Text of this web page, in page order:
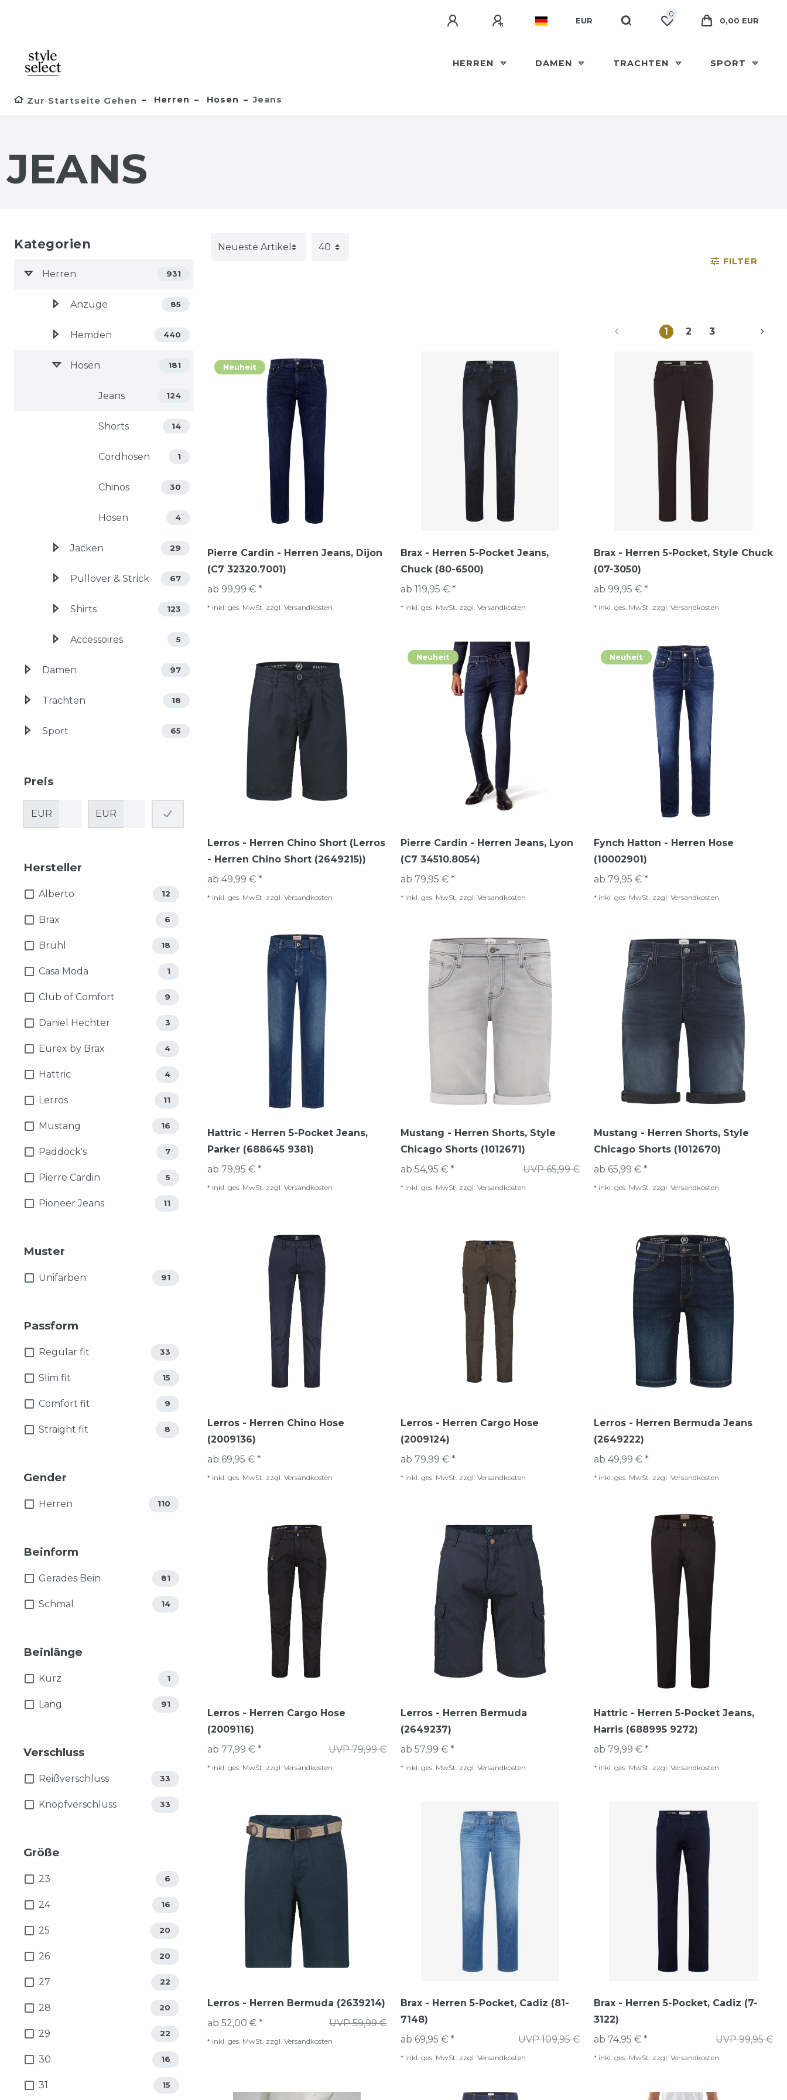
EUR
0
0,00 EUR
HERREN DAMEN TRACHTEN SPORT
Zur Startseite Gehen Herren Hosen Jeans
JEANS
Kategorien
Herren 931
Anzüge 85
Hemden 440
Hosen 181
Jeans 124
Shorts 14
Cordhosen 1
Chinos 30
Hosen 4
Jacken 29
Pullover & Strick 67
Shirts 123
Accessoires 5
Damen 97
Trachten 18
Sport 65
Preis
EUR EUR
Hersteller
Alberto 12
Brax 6
Brühl 18
Casa Moda 1
Club of Comfort 9
Daniel Hechter 3
Eurex by Brax 4
Hattric 4
Lerros 11
Mustang 16
Paddock's 7
Pierre Cardin 5
Pioneer Jeans 11
Muster
Unifarben 91
Passform
Regular fit 33
Slim fit 15
Comfort fit 9
Straight fit 8
Gender
Herren 110
Beinform
Gerades Bein 81
Schmal 14
Beinlänge
Kurz 1
Lang 91
Verschluss
Reißverschluss 33
Knopfverschluss 33
Größe
23 6
24 16
25 20
26 20
27 22
28 20
29 22
30 16
31 15
FILTER
1 2 3
Neuheit
Pierre Cardin - Herren Jeans, Dijon
(C7 32320.7001)
ab 99,99 € *
* inkl. ges. MwSt. zzgl. Versandkosten
Brax - Herren 5-Pocket Jeans,
Chuck (80-6500)
ab 119,95 € *
* inkl. ges. MwSt. zzgl. Versandkosten
Brax - Herren 5-Pocket, Style Chuck
(07-3050)
ab 99,95 € *
* inkl. ges. MwSt. zzgl. Versandkosten
Lerros - Herren Chino Short (Lerros
- Herren Chino Short (2649215))
ab 49,99 € *
* inkl. ges. MwSt. zzgl. Versandkosten
Neuheit
Pierre Cardin - Herren Jeans, Lyon
(C7 34510.8054)
ab 79,95 € *
* inkl. ges. MwSt. zzgl. Versandkosten
Neuheit
Fynch Hatton - Herren Hose
(10002901)
ab 79,95 € *
* inkl. ges. MwSt. zzgl. Versandkosten
Hattric - Herren 5-Pocket Jeans,
Parker (688645 9381)
ab 79,95 € *
* inkl. ges. MwSt. zzgl. Versandkosten
Mustang - Herren Shorts, Style
Chicago Shorts (1012671)
UVP 65,99 €
ab 54,95 € *
* inkl. ges. MwSt. zzgl. Versandkosten
Mustang - Herren Shorts, Style
Chicago Shorts (1012670)
ab 65,99 € *
* inkl. ges. MwSt. zzgl. Versandkosten
Lerros - Herren Chino Hose
(2009136)
ab 69,95 € *
* inkl. ges. MwSt. zzgl. Versandkosten
Lerros - Herren Cargo Hose
(2009124)
ab 79,99 € *
* inkl. ges. MwSt. zzgl. Versandkosten
Lerros - Herren Bermuda Jeans
(2649222)
ab 49,99 € *
* inkl. ges. MwSt. zzgl. Versandkosten
Lerros - Herren Cargo Hose
(2009116)
UVP 79,99 €
ab 77,99 € *
* inkl. ges. MwSt. zzgl. Versandkosten
Lerros - Herren Bermuda
(2649237)
ab 57,99 € *
* inkl. ges. MwSt. zzgl. Versandkosten
Hattric - Herren 5-Pocket Jeans,
Harris (688995 9272)
ab 79,99 € *
* inkl. ges. MwSt. zzgl. Versandkosten
Lerros - Herren Bermuda (2639214)
UVP 59,99 €
ab 52,00 € *
* inkl. ges. MwSt. zzgl. Versandkosten
Brax - Herren 5-Pocket, Cadiz (81-
7148)
UVP 109,95 €
ab 69,95 € *
* inkl. ges. MwSt. zzgl. Versandkosten
Brax - Herren 5-Pocket, Cadiz (7-
3122)
UVP 99,95 €
ab 74,95 € *
* inkl. ges. MwSt. zzgl. Versandkosten